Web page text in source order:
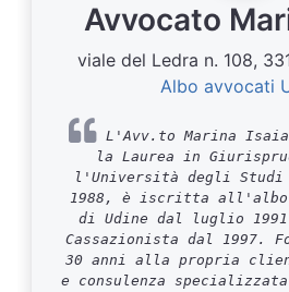
Avvocato
viale del Ledra n. 108,
Albo avvocati
L'Avv.to Marina
la Laurea in
l'Università degli Studi
1988, è iscritta all'albo
di Udine dal luglio 1991
Cassazionista dal 1997.
30 anni alla propria
e consulenza